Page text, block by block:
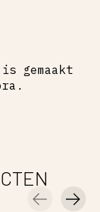
gemaakt